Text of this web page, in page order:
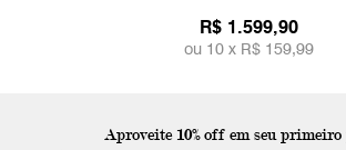
R$ 1.599,90
ou 10 x R$ 159,99
Aproveite 10% off em seu